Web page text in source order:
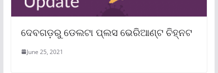
ଦେବଗଡ଼ରୁ ଡେଲଟା ପ୍ଲସ ଭେରିଆଣ୍ଟ ଚିହ୍ନଟ
June 25, 2021